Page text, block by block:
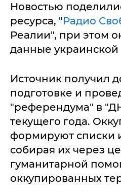
Новостью
ресурса, "Радио
Реалии", при этом
данные украинской
Источник получил
подготовке и
"референдума" в
текущего года.
формируют списки
собирая их через
гуманитарной
оккупированных